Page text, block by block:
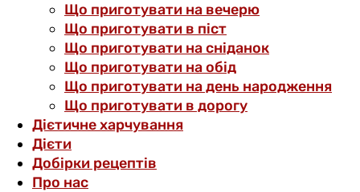
Що приготувати на вечерю
Що приготувати в піст
Що приготувати на сніданок
Що приготувати на обід
Що приготувати на день народження
Що приготувати в дорогу
Дієтичне харчування
Дієти
Добірки рецептів
Про нас